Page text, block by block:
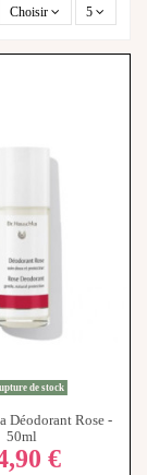
Choisir 5
de stock
Déodorant Rose -
50ml
€